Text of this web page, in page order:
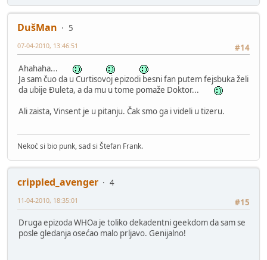
DušMan
5
#14
07-04-2010, 13:46:51
Ahahaha...
Ja sam čuo da u Curtisovoj epizodi besni fan putem fejsbuka želi
da ubije Đuleta, a da mu u tome pomaže Doktor...
Ali zaista, Vinsent je u pitanju. Čak smo ga i videli u tizeru.
Nekoć si bio punk, sad si Štefan Frank.
crippled_avenger
4
#15
11-04-2010, 18:35:01
Druga epizoda WHOa je toliko dekadentni geekdom da sam se
posle gledanja osećao malo prljavo. Genijalno!